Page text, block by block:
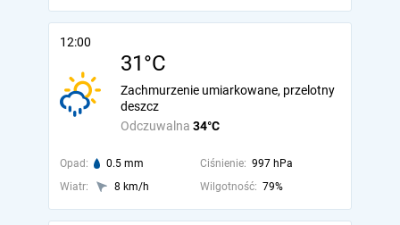
12:00
31°C
Odczuwalna 34°C
Zachmurzenie umiarkowane, przelotny
deszcz
Opad: 0.5 mm Ciśnienie: 997 hPa
Wiatr:
8 km/h Wilgotność: 79%